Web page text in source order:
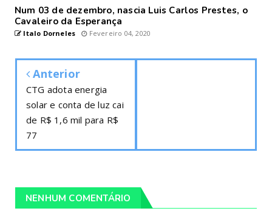
Num 03 de dezembro, nascia Luis Carlos Prestes, o
Cavaleiro da Esperança
Italo Dorneles Fevereiro 04, 2020
Anterior
CTG adota energia
solar e conta de luz cai
de R$ 1,6 mil para R$
77
NENHUM COMENTÁRIO